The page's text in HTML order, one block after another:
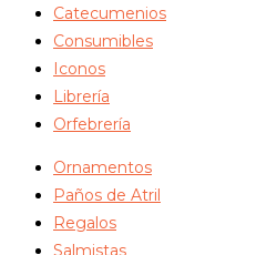
Catecumenios
Consumibles
Iconos
Librería
Orfebrería
Ornamentos
Paños de Atril
Regalos
Salmistas